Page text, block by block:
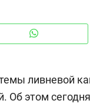
ливневой
Об этом